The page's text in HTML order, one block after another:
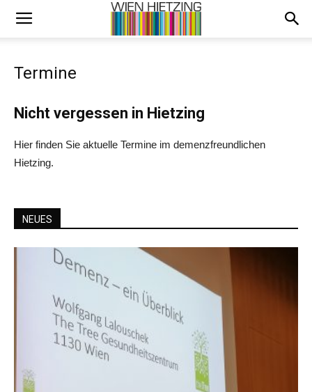
Termine
Nicht vergessen in Hietzing
Hier finden Sie aktuelle Termine im demenzfreundlichen
Hietzing.
NEUES